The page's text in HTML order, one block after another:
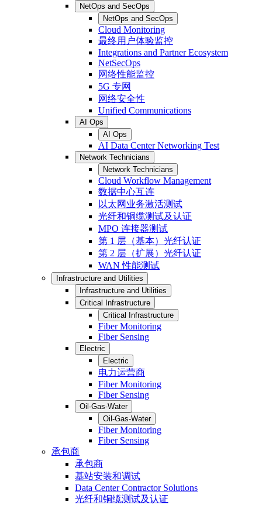
NetOps and SecOps
NetOps and SecOps
Cloud Monitoring
最终用户体验监控
Integrations and Partner Ecosystem
NetSecOps
网络性能监控
5G 专网
网络安全性
Unified Communications
AI Ops
AI Ops
AI Data Center Networking Test
Network Technicians
Network Technicians
Cloud Workflow Management
数据中心互连
以太网业务激活测试
光纤和铜缆测试及认证
MPO 连接器测试
第 1 层（基本）光纤认证
第 2 层（扩展）光纤认证
WAN 性能测试
Infrastructure and Utilities
Infrastructure and Utilities
Critical Infrastructure
Critical Infrastructure
Fiber Monitoring
Fiber Sensing
Electric
Electric
电力运营商
Fiber Monitoring
Fiber Sensing
Oil-Gas-Water
Oil-Gas-Water
Fiber Monitoring
Fiber Sensing
承包商
承包商
基站安装和调试
Data Center Contractor Solutions
光纤和铜缆测试及认证